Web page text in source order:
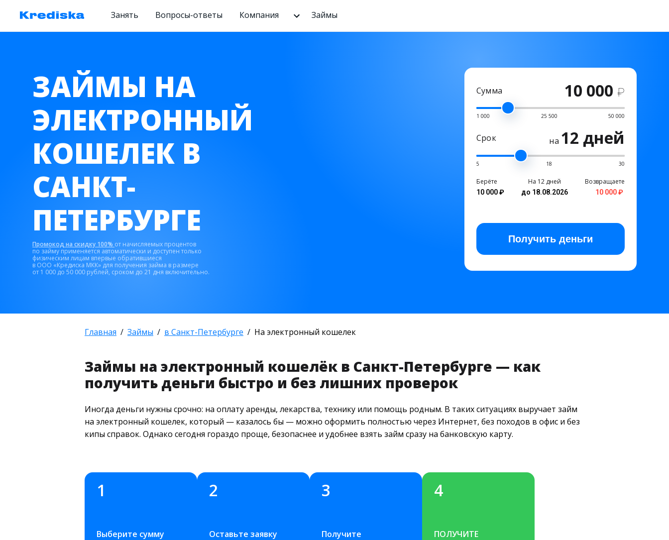
Занять Вопросы-ответы Компания Займы
ЗАЙМЫ НА
ЭЛЕКТРОННЫЙ
КОШЕЛЕК В
САНКТ-
ПЕТЕРБУРГЕ
Промокод на скидку 100% от начисляемых процентов
по займу применяется автоматически и доступен только
физическим лицам впервые обратившиеся
в ООО «Кредиска МКК» для получения займа в размере
от 1 000 до 50 000 рублей, сроком до 21 дня включительно.
Сумма 10 000 ₽
1 000 25 500 50 000
Срок на 12 дней
5 18 30
Берёте
10 000 ₽
На 12 дней
до 18.08.2026
Возвращаете
10 000 ₽
Получить деньги
Главная Займы в Санкт-Петербурге На электронный кошелек
Займы на электронный кошелёк в Санкт-Петербурге — как
получить деньги быстро и без лишних проверок
Иногда деньги нужны срочно: на оплату аренды, лекарства, технику или помощь родным. В таких ситуациях выручает займ
на электронный кошелек, который — казалось бы — можно оформить полностью через Интернет, без походов в офис и без
кипы справок. Однако сегодня гораздо проще, безопаснее и удобнее взять займ сразу на банковскую карту.
1
Выберите сумму
2
Оставьте заявку
3
Получите
4
ПОЛУЧИТЕ